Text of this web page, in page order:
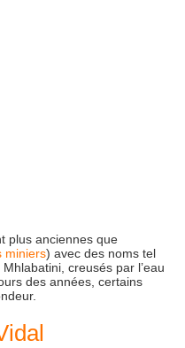
plus anciennes que
miniers) avec des noms tel
creusés par l’eau
des années, certains